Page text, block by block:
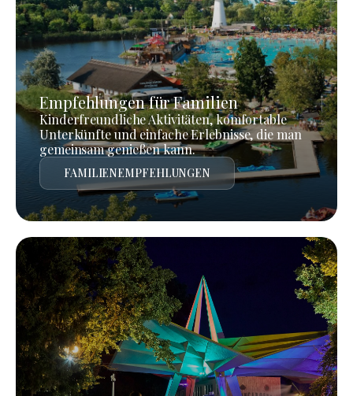
Empfehlungen für Familien
Kinderfreundliche Aktivitäten, komfortable
Unterkünfte und einfache Erlebnisse, die man
gemeinsam genießen kann.
FAMILIENEMPFEHLUNGEN